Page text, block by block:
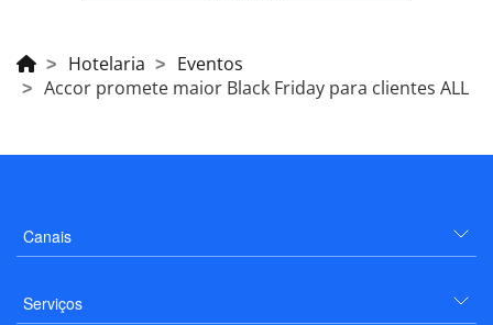
Hotelaria
Eventos
Accor promete maior Black Friday para clientes ALL
Canais
Serviços